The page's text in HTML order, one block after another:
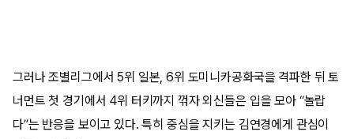
그러나 조별리그에서 5위 일본, 6위 도미니카공화국을 격파한 뒤 토
너먼트 첫 경기에서 4위 터키까지 꺾자 외신들은 입을 모아 “놀랍
다”는 반응을 보이고 있다. 특히 중심을 지키는 김연경에게 관심이